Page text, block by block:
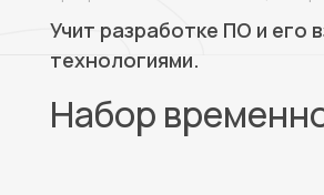
Учит разработке ПО и его
технологиями.
Набор